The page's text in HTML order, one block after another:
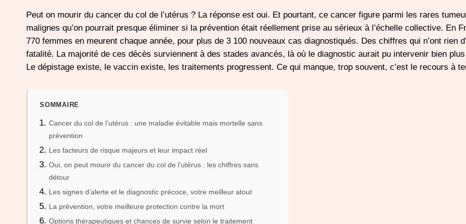
Peut on mourir du cancer du col de l’utérus ? La réponse est oui. Et pourtant, ce cancer figure parmi les rares
malignes qu’on pourrait presque éliminer si la prévention était réellement prise au sérieux à l’échelle collective. En
770 femmes en meurent chaque année, pour plus de 3 100 nouveaux cas diagnostiqués. Des chiffres qui n’ont rien
fatalité. La majorité de ces décès surviennent à des stades avancés, là où le diagnostic aurait pu intervenir bien
Le dépistage existe, le vaccin existe, les traitements progressent. Ce qui manque, trop souvent, c’est le recours à
SOMMAIRE
Cancer du col de l’utérus : une maladie évitable mais mortelle sans
prévention
Les facteurs de risque majeurs et leur impact réel
Oui, on peut mourir du cancer du col de l’utérus : les chiffres sans
détour
Les signes d’alerte et le diagnostic précoce, votre meilleur atout
La prévention, votre meilleure protection contre la mort
Options thérapeutiques et chances de survie selon le traitement